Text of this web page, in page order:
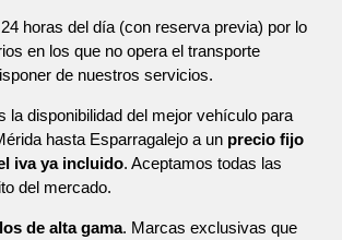
horas del día (con reserva previa) por lo
en los que no opera el transporte
de nuestros servicios.
la disponibilidad del mejor vehículo para
hasta Esparragalejo a un precio fijo
iva ya incluido. Aceptamos todas las
del mercado.
de alta gama. Marcas exclusivas que